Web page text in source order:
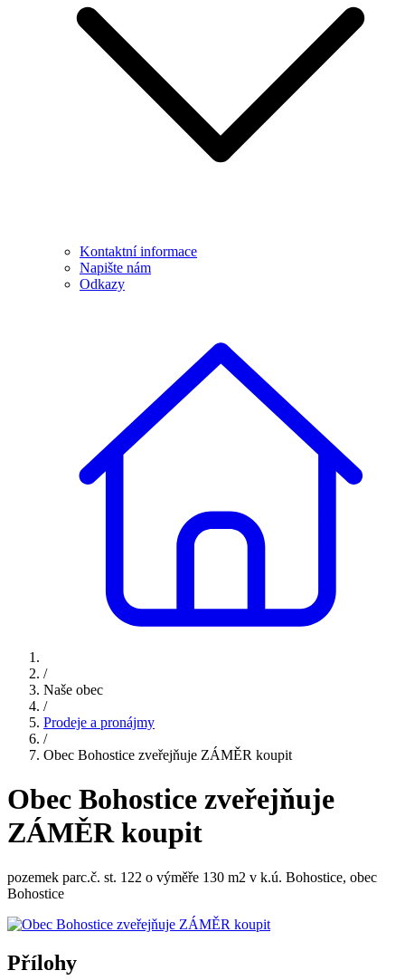
Kontaktní informace
Napište nám
Odkazy
/
Naše obec
/
Prodeje a pronájmy
/
Obec Bohostice zveřejňuje ZÁMĚR koupit
Obec Bohostice zveřejňuje
ZÁMĚR koupit
pozemek parc.č. st. 122 o výměře 130 m2 v k.ú. Bohostice, obec
Bohostice
Přílohy